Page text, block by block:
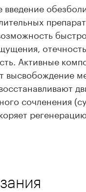
введение
Активные
высвобождение
сочленения